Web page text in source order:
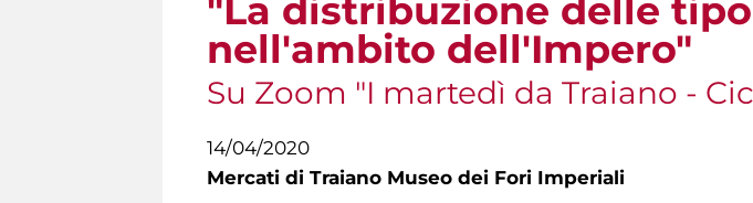
"La distribuzione delle
nell'ambito dell'Impero"
Su Zoom "I martedì da Traiano -
14/04/2020
Mercati di Traiano Museo dei Fori Imperiali